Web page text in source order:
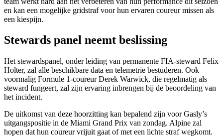
en kan een mogelijke gridstraf voor hun ervaren coureur missen als
een kiespijn.
Stewards panel neemt beslissing
Het stewardspanel, onder leiding van permanente FIA-steward Felix
Holter, zal alle beschikbare data en telemetrie bestuderen. Ook
voormalig Formule 1-coureur Derek Warwick, die regelmatig als
steward fungeert, zal zijn ervaring inbrengen bij de beoordeling van
het incident.
De uitkomst van deze hoorzitting kan bepalend zijn voor Gasly’s
uitgangspositie in de Miami Grand Prix van zondag. Alpine zal
hopen dat hun coureur vrijuit gaat of met een lichte straf wegkomt.